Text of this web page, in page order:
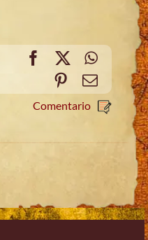
Facebook
X
PinterestEmail
Comentario